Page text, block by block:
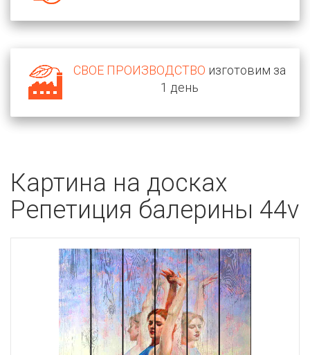
СВОЕ ПРОИЗВОДСТВО изготовим за
1 день
Картина на досках
Репетиция балерины 44v